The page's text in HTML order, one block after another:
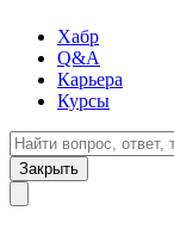
Хабр
Q&A
Карьера
Курсы
Закрыть